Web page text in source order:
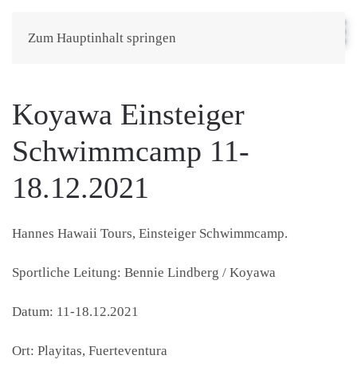
Zum Hauptinhalt springen
Koyawa Einsteiger
Schwimmcamp 11-
18.12.2021
Hannes Hawaii Tours, Einsteiger Schwimmcamp.
Sportliche Leitung: Bennie Lindberg / Koyawa
Datum: 11-18.12.2021
Ort: Playitas, Fuerteventura